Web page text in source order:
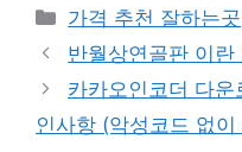
카
테
리
가격 추천 잘하는곳
반월상연골판 이
카카오인코더 다
인사항 (악성코드 없